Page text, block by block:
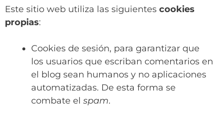
Este sitio web utiliza las siguientes cookies
propias:
Cookies de sesión, para garantizar que
los usuarios que escriban comentarios en
el blog sean humanos y no aplicaciones
automatizadas. De esta forma se
combate el spam.